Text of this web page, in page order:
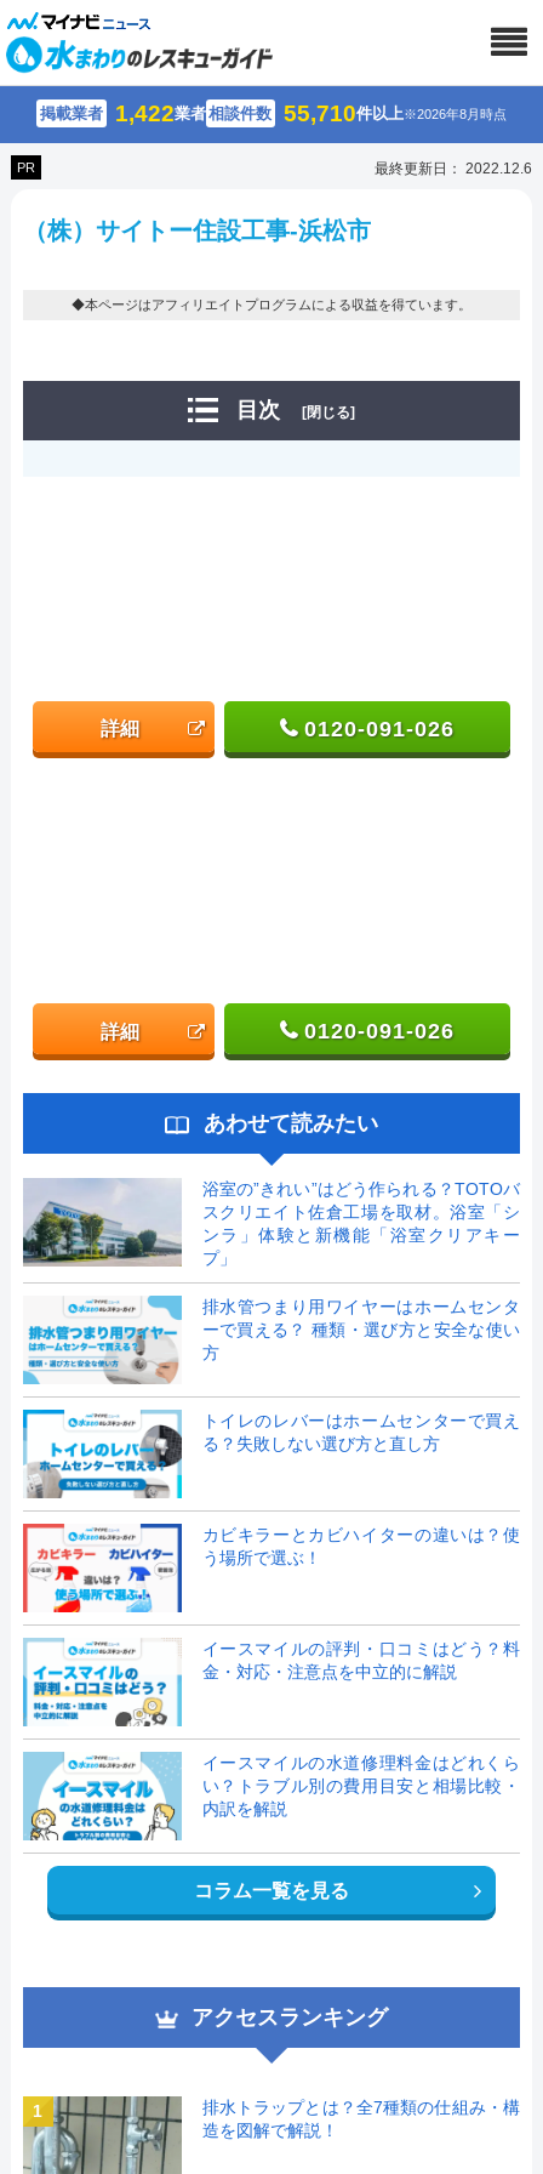
掲載業者 1,422業者相談件数 55,710件以上※2026年8月時点
PR 最終更新日： 2022.12.6
（株）サイトー住設工事-浜松市
◆本ページはアフィリエイトプログラムによる収益を得ています。
目次 [閉じる]
詳細 0120-091-026
詳細 0120-091-026
あわせて読みたい
浴室の”きれい”はどう作られる？TOTOバ
スクリエイト佐倉工場を取材。浴室「シ
ンラ」体験と新機能「浴室クリアキー
プ」
排水管つまり用ワイヤーはホームセンタ
ーで買える？ 種類・選び方と安全な使い
方
トイレのレバーはホームセンターで買え
る？失敗しない選び方と直し方
カビキラーとカビハイターの違いは？使
う場所で選ぶ！
イースマイルの評判・口コミはどう？料
金・対応・注意点を中立的に解説
イースマイルの水道修理料金はどれくら
い？トラブル別の費用目安と相場比較・
内訳を解説
コラム一覧を見る
アクセスランキング
1
排水トラップとは？全7種類の仕組み・構
造を図解で解説！